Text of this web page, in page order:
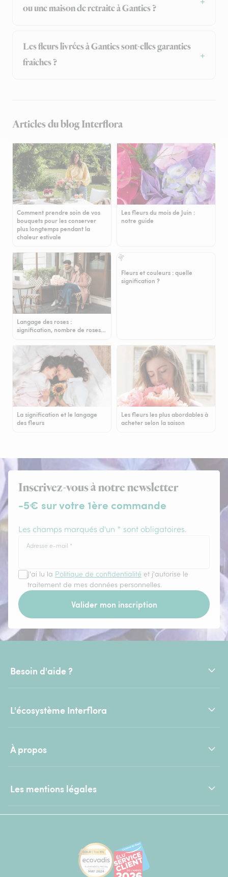
ou une maison de retraite à Ganties ?
Les fleurs livrées à Ganties sont-elles garanties
fraîches ?
Articles du blog Interflora
Comment prendre soin de vos
bouquets pour les conserver
plus longtemps pendant la
chaleur estivale
Les fleurs du mois de Juin :
notre guide
Langage des roses :
signification, nombre de roses…
Fleurs et couleurs : quelle
signification ?
La signification et le langage
des fleurs
Les fleurs les plus abordables à
acheter selon la saison
Inscrivez-vous à notre newsletter
-5€ sur votre 1ère commande
Les champs marqués d'un * sont obligatoires.
Adresse e-mail *
J'ai lu la Politique de confidentialité et j'autorise le
traitement de mes données personnelles.
Valider mon inscription
Besoin d'aide ?
L'écosystème Interflora
À propos
Les mentions légales